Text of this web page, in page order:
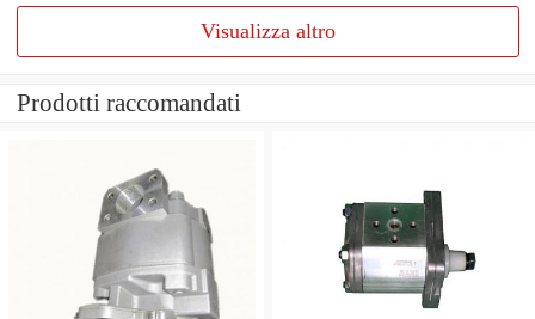
Visualizza altro
Prodotti raccomandati